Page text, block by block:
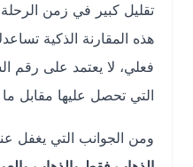
تقليل كبير في زمن الرحلة أو
هذه المقارنة الذكية تساعدك
فعلي، لا يعتمد على رقم السعر
التي تحصل عليها مقابل ما
ومن الجوانب التي يغفل عنها